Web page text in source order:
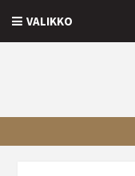
VALIKKO